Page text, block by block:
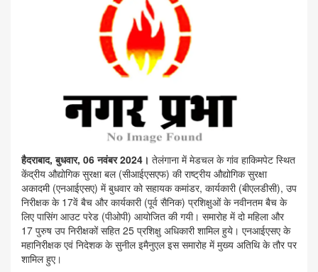
हैदराबाद, बुधवार, 06 नवंबर 2024। तेलंगाना में मेडचल के गांव हाकिमपेट स्थित
केंद्रीय औद्योगिक सुरक्षा बल (सीआईएसएफ) की राष्ट्रीय औद्योगिक सुरक्षा
अकादमी (एनआईएसए) में बुधवार को सहायक कमांडर, कार्यकारी (बीएलडीसी), उप
निरीक्षक के 17वें बैच और कार्यकारी (पूर्व सैनिक) प्रशिक्षुओं के नवीनतम बैच के
लिए पासिंग आउट परेड (पीओपी) आयोजित की गयी। समारोह में दो महिला और
17 पुरुष उप निरीक्षकों सहित 25 प्रशिक्षु अधिकारी शामिल हुये। एनआईएसए के
महानिरीक्षक एवं निदेशक के सुनील इमैनुएल इस समारोह में मुख्य अतिथि के तौर पर
शामिल हुए।